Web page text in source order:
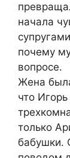
начала
почему
вопросе.
Жена
что
только
бабушки.